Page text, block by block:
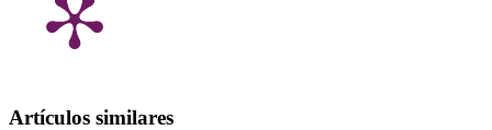
Artículos similares